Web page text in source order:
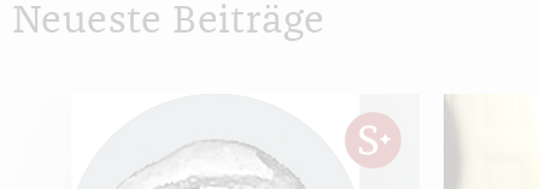
Neueste Beiträge